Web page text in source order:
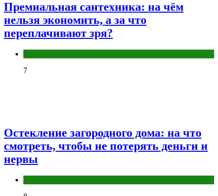
Премиальная сантехника: на чём
нельзя экономить, а за что
переплачивают зря?
7
Остекление загородного дома: на что
смотреть, чтобы не потерять деньги и
нервы